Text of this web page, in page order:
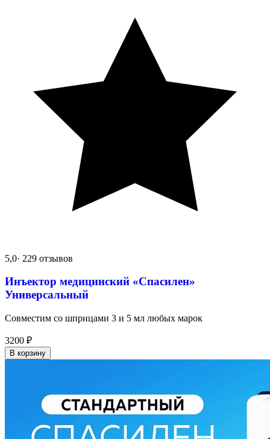
5,0· 229 отзывов
Инъектор медицинский «Спасилен»
Универсальный
Совместим со шприцами 3 и 5 мл любых марок
3200 ₽
В корзину